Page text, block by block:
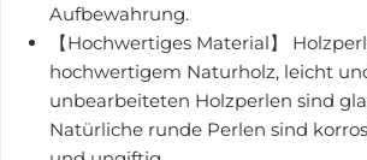
Aufbewahrung.
【Hochwertiges Material】
hochwertigem Naturholz, leicht
unbearbeiteten Holzperlen sind
Natürliche runde Perlen sind